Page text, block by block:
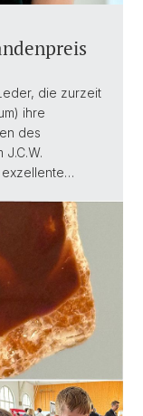
die zurzeit
ihre
des
J.C.W.